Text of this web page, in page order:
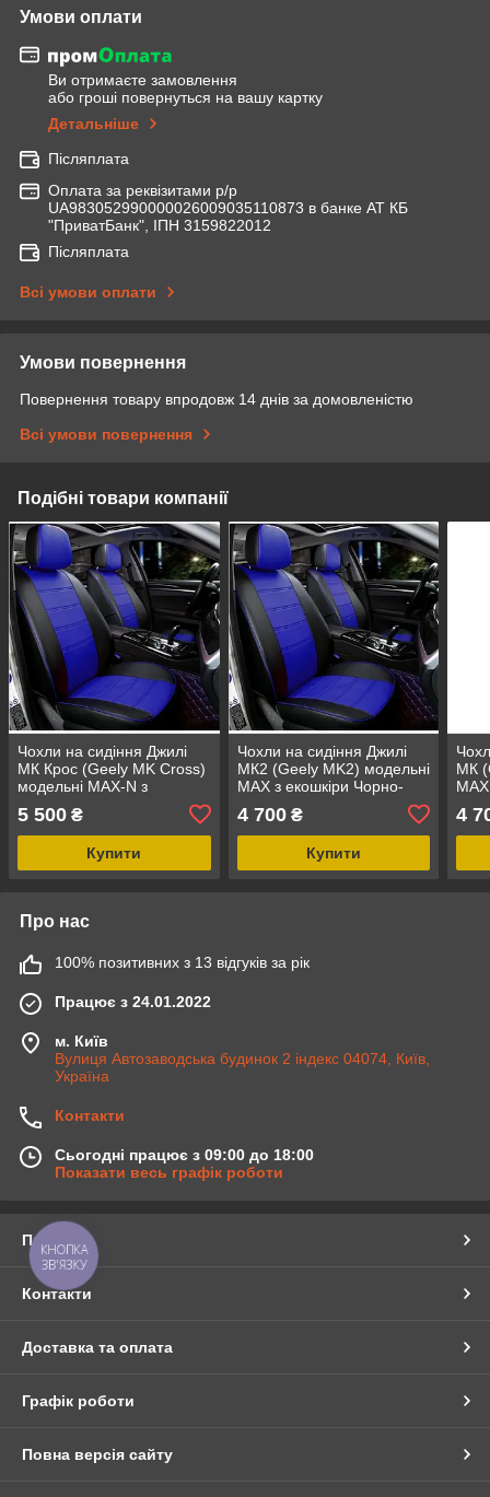
Умови оплати
Ви отримаєте замовлення
або гроші повернуться на вашу картку
Детальніше
Післяплата
Оплата за реквізитами р/р
UA983052990000026009035110873 в банке АТ КБ
"ПриватБанк", ІПН 3159822012
Післяплата
Всі умови оплати
Умови повернення
Повернення товару впродовж 14 днів за домовленістю
Всі умови повернення
Подібні товари компанії
Чохли на сидіння Джилі
МК Крос (Geely MK Cross)
модельні MAX-N з
5 500 ₴
Купити
Чохли на сидіння Джилі
МК2 (Geely MK2) модельні
MAX з екошкіри Чорно-
4 700₴
Купити
МК
4
Про нас
100% позитивних з 13 відгуків за рік
Працює з 24.01.2022
м. Київ
Вулиця Автозаводська будинок 2 індекс 04074, Київ,
Україна
Контакти
Сьогодні працює з 09:00 до 18:00
Показати весь графік роботи
Про нас
Контакти
Доставка та оплата
Графік роботи
Повна версія сайту
КНОПКА
ЗВ'ЯЗКУ